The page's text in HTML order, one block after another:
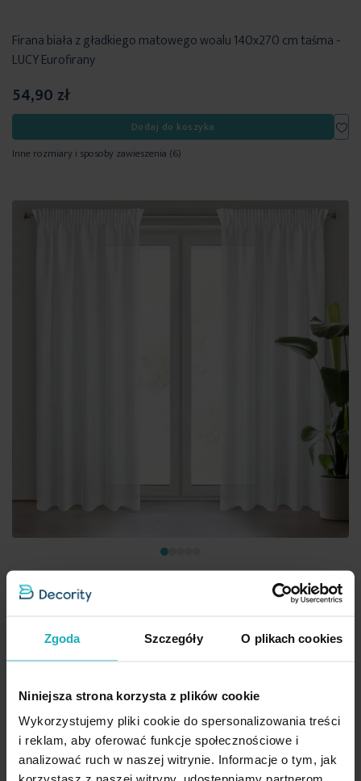
Zgoda Szczegóły O plikach cookies
Niniejsza strona korzysta z plików cookie
Wykorzystujemy pliki cookie do spersonalizowania treści
i reklam, aby oferować funkcje społecznościowe i
analizować ruch w naszej witrynie. Informacje o tym, jak
Firana biała z gładkiego matowego woalu 140x270 cm taśma -
LUCY Eurofirany
54,90 zł
Dodaj do koszyka
Inne rozmiary i sposoby zawieszenia (6)
Firana biała o strukturze drobnego deszczyku wzór pionowy
140x270 cm taśma REBECCA Eurofirany
Dodaj do koszyka
Inne rozmiary i sposoby zawieszenia(6)
Promocja